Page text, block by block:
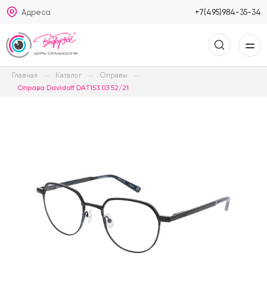
Адреса +7(495)984-35-34
Главная Каталог Оправы
Оправа Davidoff DAT153 03 52/21